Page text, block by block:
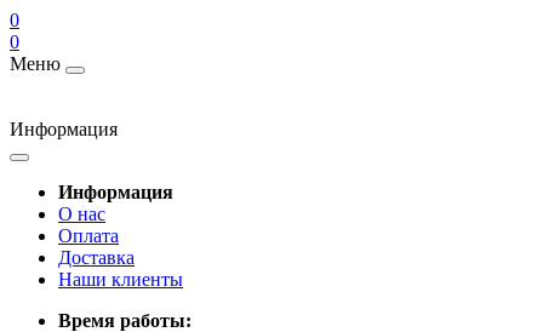
0
0
Меню
Информация
Информация
О нас
Оплата
Доставка
Наши клиенты
Время работы: